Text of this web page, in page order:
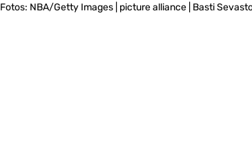
Fotos: NBA/Getty Images | picture alliance | Basti